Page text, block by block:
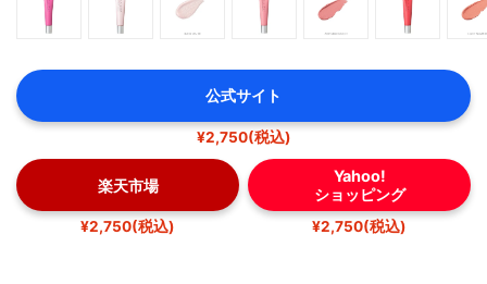
公式サイト
¥2,750(税込)
楽天市場
¥2,750(税込)
Yahoo!
ショッピング
¥2,750(税込)